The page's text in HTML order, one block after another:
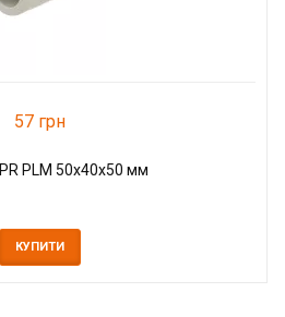
57 грн
PLM 50х40х50 мм
КУПИТИ